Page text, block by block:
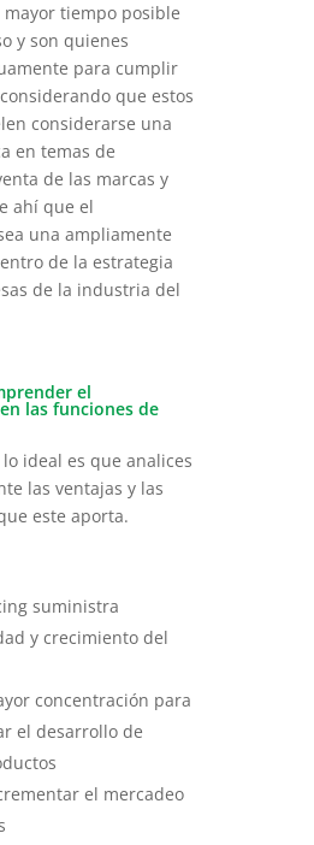
tiempo posible
y son quienes
para cumplir
que estos
considerarse una
en temas de
de las marcas y
ahí que el
una ampliamente
de la estrategia
de la industria del
el
las funciones de
ideal es que analices
las ventajas y las
este aporta.
suministra
y crecimiento del
concentración para
el desarrollo de
el mercadeo